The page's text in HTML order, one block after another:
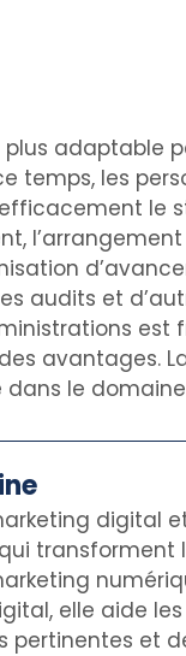
plus
temps, les
audits et
avantages.
dans le
digital
transforment
elle aide
pertinentes et